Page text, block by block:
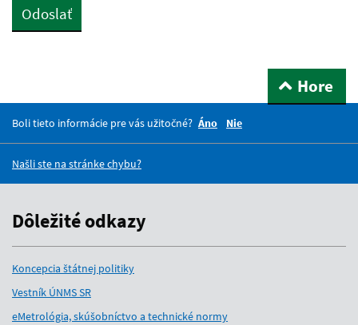
Odoslať
Hore
Boli tieto informácie pre vás užitočné? Áno Nie
Našli ste na stránke chybu?
Dôležité odkazy
Koncepcia štátnej politiky
Vestník ÚNMS SR
eMetrológia, skúšobníctvo a technické normy